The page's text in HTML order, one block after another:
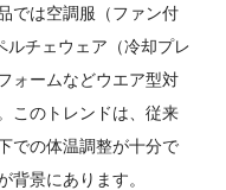
では空調服（ファン付
ルチェウェア（冷却プレ
ォームなどウエア型対
このトレンドは、従来
での体温調整が十分で
背景にあります。